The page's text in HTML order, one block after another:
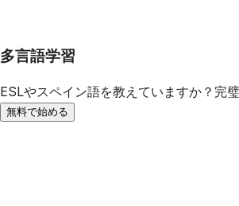
多言語学習
ESLやスペイン語を教えていますか？完
無料で始める